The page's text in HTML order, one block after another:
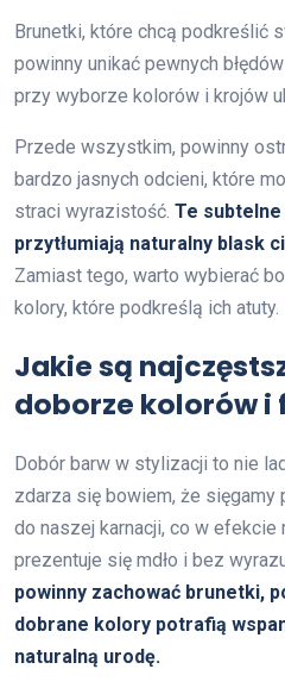
Brunetki, które chcą podkreślić
powinny unikać pewnych
przy wyborze kolorów i krojów
Przede wszystkim, powinny
bardzo jasnych odcieni, które
straci wyrazistość. Te
przytłumiają naturalny blask
Zamiast tego, warto wybierać
kolory, które podkreślą ich atuty.
Jakie są
doborze kolorów i
Dobór barw w stylizacji to nie
zdarza się bowiem, że
do naszej karnacji, co w efekcie
prezentuje się mdło i bez
powinny zachować brunetki,
dobrane kolory potrafią
naturalną urodę.